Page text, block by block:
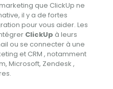
que ClickUp ne
il y a de fortes
pour vous aider. Les
ClickUp à leurs
ou se connecter à une
et CRM , notamment
Microsoft, Zendesk ,